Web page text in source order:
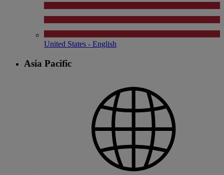
United States - English
Asia Pacific